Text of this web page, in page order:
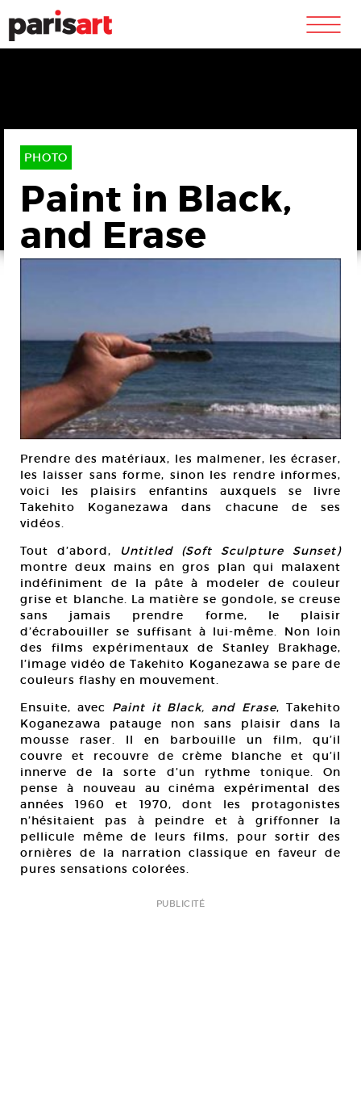
m
PHOTO
Paint in Black,
and Erase
Prendre des matériaux, les malmener, les écraser,
les laisser sans forme, sinon les rendre informes,
voici les plaisirs enfantins auxquels se livre
Takehito Koganezawa dans chacune de ses
vidéos.
Tout d’abord,
Untitled (Soft Sculpture Sunset)
montre deux mains en gros plan qui malaxent
indéfiniment de la pâte à modeler de couleur
grise et blanche. La matière se gondole, se creuse
sans jamais prendre forme, le plaisir
d’écrabouiller se suffisant à lui-même. Non loin
des films expérimentaux de Stanley Brakhage,
l’image vidéo de Takehito Koganezawa se pare de
couleurs flashy en mouvement.
Ensuite, avec Paint it Black, and Erase, Takehito
Koganezawa patauge non sans plaisir dans la
mousse raser. Il en barbouille un film, qu’il
couvre et recouvre de crème blanche et qu’il
innerve de la sorte d’un rythme tonique. On
pense à nouveau au cinéma expérimental des
années 1960 et 1970, dont les protagonistes
n’hésitaient pas à peindre et à griffonner la
pellicule même de leurs films, pour sortir des
ornières de la narration classique en faveur de
pures sensations colorées.
PUBLICITÉ